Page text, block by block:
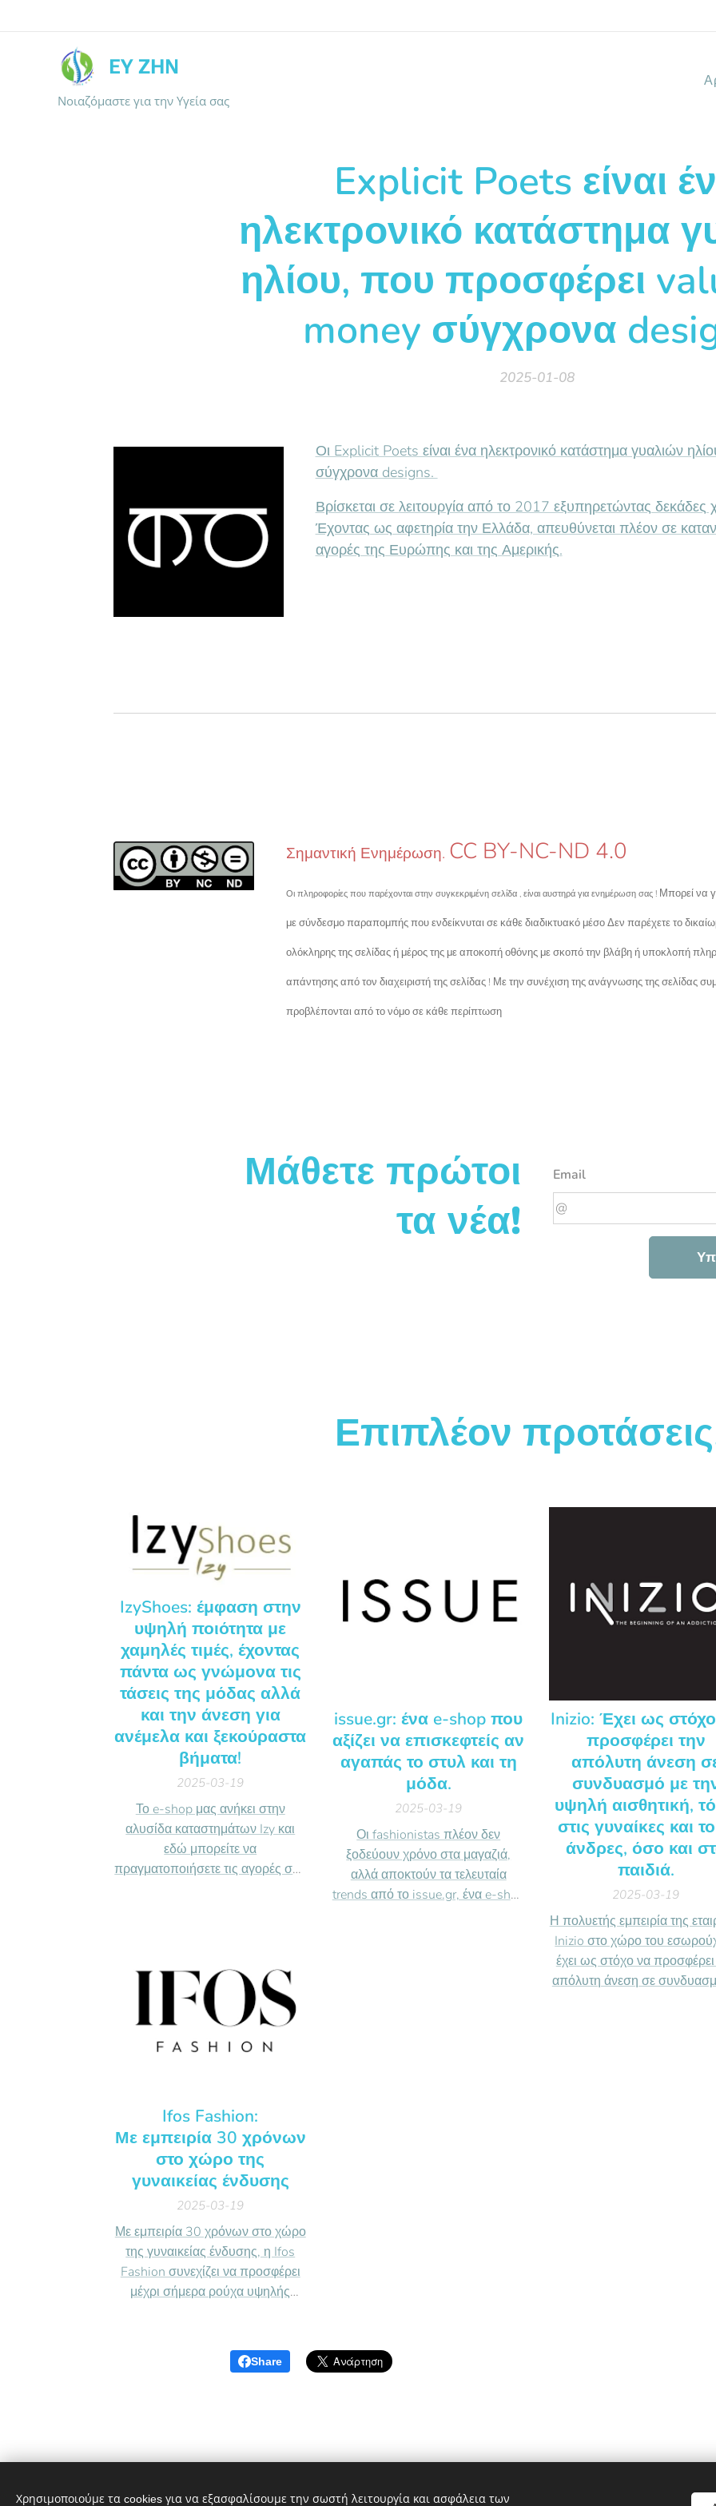
ΕΥ ΖΗΝ
Νοιαζόμαστε για την Υγεία σας
Explicit Poets είναι
ηλεκτρονικό κατάστημα
ηλίου, που προσφέρει
money σύγχρονα
2025-01-08
Οι Explicit Poets είναι ένα ηλεκτρονικό κατάστημα γυαλιών
σύγχρονα designs.
Βρίσκεται σε λειτουργία από το 2017 εξυπηρετώντας δεκάδες
Έχοντας ως αφετηρία την Ελλάδα, απευθύνεται πλέον σε
αγορές της Ευρώπης και της Αμερικής.
Σημαντική Ενημέρωση. CC BY-NC-ND 4.0
Οι πληροφορίες που παρέχονται στην συγκεκριμένη σελίδα , είναι αυστηρά για ενημέρωση σας ! Μπορεί να
με σύνδεσμο παραπομπής που ενδείκνυται σε κάθε διαδικτυακό μέσο Δεν παρέχετε το
ολόκληρης της σελίδας ή μέρος της με αποκοπή οθόνης με σκοπό την βλάβη ή υποκλοπή
απάντησης από τον διαχειριστή της σελίδας ! Με την συνέχιση της ανάγνωσης της σελίδας
προβλέπονται από το νόμο σε κάθε περίπτωση
Μάθετε πρώτοι
τα νέα!
Email
Επιπλέον
IzyShoes: έμφαση στην
υψηλή ποιότητα με
χαμηλές τιμές, έχοντας
πάντα ως γνώμονα τις
τάσεις της μόδας αλλά
και την άνεση για
ανέμελα και ξεκούραστα
βήματα!
2025-03-19
Το e-shop μας ανήκει στην
αλυσίδα καταστημάτων Izy και
εδώ μπορείτε να
πραγματοποιήσετε τις αγορές σας
Ελλάδα
issue.gr: ένα e-shop που
αξίζει να επισκεφτείς αν
αγαπάς το στυλ και τη
μόδα.
2025-03-19
Οι fashionistas πλέον δεν
ξοδεύουν χρόνο στα μαγαζιά,
αλλά αποκτούν τα τελευταία
trends από το issue.gr, ένα e-shop
Inizio: Έχει ως
προσφέρει την
απόλυτη άνεση
συνδυασμό με
υψηλή αισθητική,
στις γυναίκες και
άνδρες, όσο και
παιδιά.
2025-03-19
Η πολυετής εμπειρία της
Inizio στο χώρο του
έχει ως στόχο να
απόλυτη άνεση σε
Ifos Fashion:
Με εμπειρία 30 χρόνων
στο χώρο της
γυναικείας ένδυσης
2025-03-19
Με εμπειρία 30 χρόνων στο χώρο
της γυναικείας ένδυσης, η Ifos
Fashion συνεχίζει να προσφέρει
μέχρι σήμερα ρούχα υψηλής
Share
ΕΥ ΖΗΝ | Νοιαζόμαστε για την υγεία σας
Χρησιμοποιούμε τα cookies για να εξασφαλίσουμε την σωστή λειτουργία και ασφάλεια των